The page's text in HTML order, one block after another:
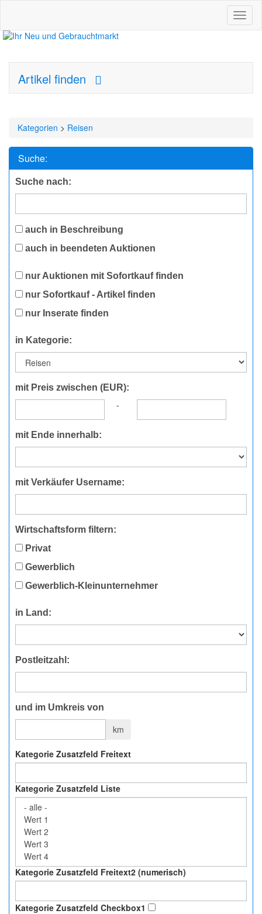
Artikel finden
Kategorien > Reisen
Suche:
Suche nach:
auch in Beschreibung
auch in beendeten Auktionen
nur Auktionen mit Sofortkauf finden
nur Sofortkauf - Artikel finden
nur Inserate finden
in Kategorie:
mit Preis zwischen (EUR):
-
mit Ende innerhalb:
mit Verkäufer Username:
Wirtschaftsform filtern:
Privat
Gewerblich
Gewerblich-Kleinunternehmer
in Land:
Postleitzahl:
und im Umkreis von
km
Kategorie Zusatzfeld Freitext
Kategorie Zusatzfeld Liste
Kategorie Zusatzfeld Freitext2 (numerisch)
Kategorie Zusatzfeld Checkbox1